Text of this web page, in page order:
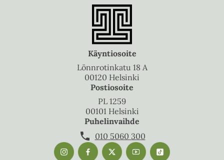
Käyntiosoite
Lönnrotinkatu 18 A
00120 Helsinki
Postiosoite
PL 1259
00101 Helsinki
Puhelinvaihde
010 5060 300